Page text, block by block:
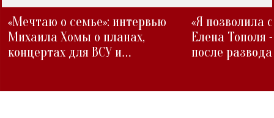
«Мечтаю о семье»: интервью
Михаила Хомы о планах,
концертах для ВСУ и
«Я позволила
Елена Тополя
после развода